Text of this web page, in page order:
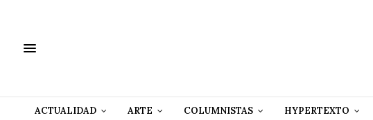
ACTUALIDAD ARTE COLUMNISTAS HYPERTEXTO